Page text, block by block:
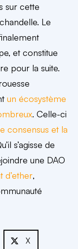
sur cette
Le
et constitue
pour la suite.
un écosystème
. Celle-ci
consensus et la
s’agisse de
une DAO
d’ether,
X